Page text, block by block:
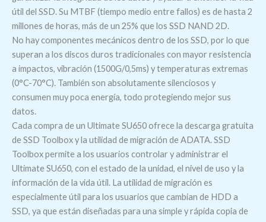
útil del SSD. Su MTBF (tiempo medio entre fallos) es de hasta 2
millones de horas, más de un 25% que los SSD NAND 2D.
No hay componentes mecánicos dentro de los SSD, por lo que
superan a los discos duros tradicionales con mayor resistencia
a impactos, vibración (1500G/0,5ms) y temperaturas extremas
(0°C-70°C). También son absolutamente silenciosos y
consumen muy poca energía, todo protegiendo mejor sus
datos.
Cada compra de un Ultimate SU650 ofrece la descarga gratuita
de SSD Toolbox y la utilidad de migración de ADATA. SSD
Toolbox permite a los usuarios controlar y administrar el
Ultimate SU650, con el estado de la unidad, el nivel de uso y la
información de la vida útil. La utilidad de migración es
especialmente útil para los usuarios que cambian de HDD a
SSD, ya que están diseñadas para una simple y rápida copia de